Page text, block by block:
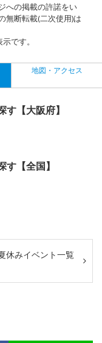
への掲載の許諾をい
無断転載(二次使用)は
です。
地図・アクセス
【大阪府】
【全国】
休みイベント一覧